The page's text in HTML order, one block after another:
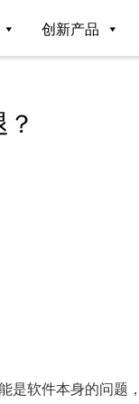
创新产品
是软件本身的问题